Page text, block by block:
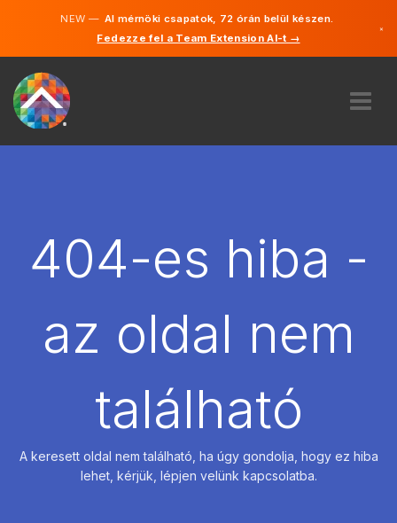
NEW —AI mérnöki csapatok, 72 órán belül készen.
Fedezze fel a Team Extension AI-t →
×
BÉREL
404-es hiba -
az oldal nem
található
A keresett oldal nem található, ha úgy gondolja, hogy ez hiba
lehet, kérjük, lépjen velünk kapcsolatba.